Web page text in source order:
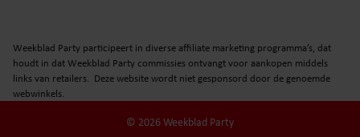
Weekblad Party participeert in diverse affiliate marketing programma’s, dat
houdt in dat Weekblad Party commissies ontvangt voor aankopen middels
links van retailers. Deze website wordt niet gesponsord door de genoemde
webwinkels.
© 2026 Weekblad Party